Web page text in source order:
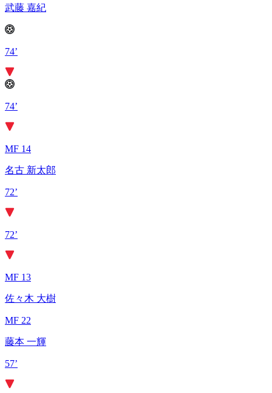
武藤 嘉紀
74’
74’
MF 14
名古 新太郎
72’
72’
MF 13
佐々木 大樹
MF 22
藤本 一輝
57’